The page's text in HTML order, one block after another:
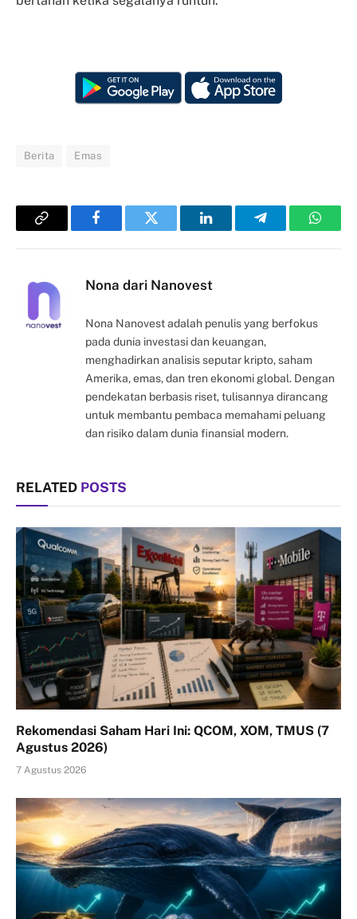
Berita Emas
Copy
FacebookTwitter LinkedInTelegram
Nona dari Nanovest
Nona Nanovest adalah penulis yang berfokus
pada dunia investasi dan keuangan,
menghadirkan analisis seputar kripto, saham
Amerika, emas, dan tren ekonomi global. Dengan
pendekatan berbasis riset, tulisannya dirancang
untuk membantu pembaca memahami peluang
dan risiko dalam dunia finansial modern.
RELATED POSTS
Rekomendasi Saham Hari Ini: QCOM, XOM, TMUS (7
Agustus 2026)
7 Agustus 2026